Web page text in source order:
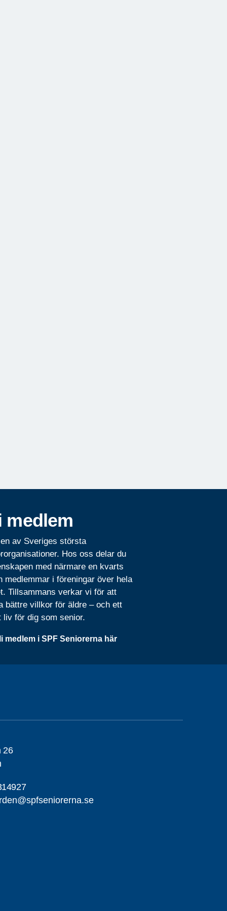
medlem
av Sveriges största
Hos oss delar du
med närmare en kvarts
medlemmar i föreningar över hela
Tillsammans verkar vi för att
bättre villkor för äldre – och ett
liv för dig som senior.
medlem i SPF Seniorerna här
26